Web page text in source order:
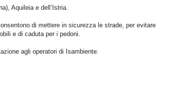
Aquileia e dell’Istria.
di mettere in sicurezza le strade, per evitare
e di caduta per i pedoni.
agli operatori di Isambiente.